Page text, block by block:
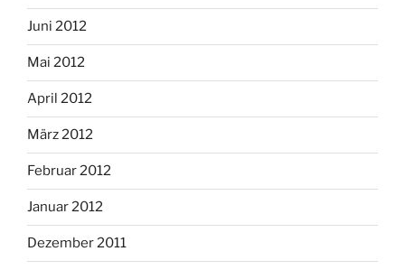
Juni 2012
Mai 2012
April 2012
März 2012
Februar 2012
Januar 2012
Dezember 2011